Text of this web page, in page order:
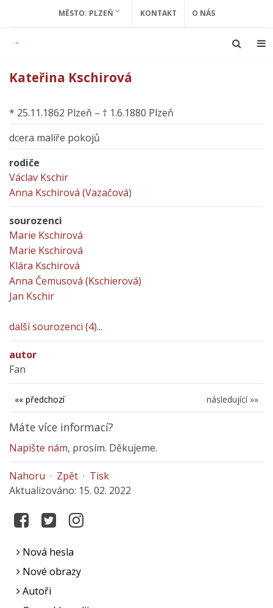
MĚSTO: PLZEŇ KONTAKT O NÁS
Kateřina Kschirová
* 25.11.1862 Plzeň – † 1.6.1880 Plzeň
dcera malíře pokojů
rodiče
Václav Kschir
Anna Kschirová (Vazačová)
sourozenci
Marie Kschirová
Marie Kschirová
Klára Kschirová
Anna Čemusová (Kschierová)
Jan Kschir
další sourozenci (4)...
autor
Fan
následující »»
«« předchozí
Máte více informací?
Napište nám, prosím. Děkujeme.
Nahoru · Zpět · Tisk
Aktualizováno: 15. 02. 2022
Nová hesla
Nové obrazy
Autoři